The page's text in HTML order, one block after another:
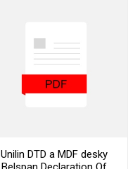
Unilin DTD a MDF desky